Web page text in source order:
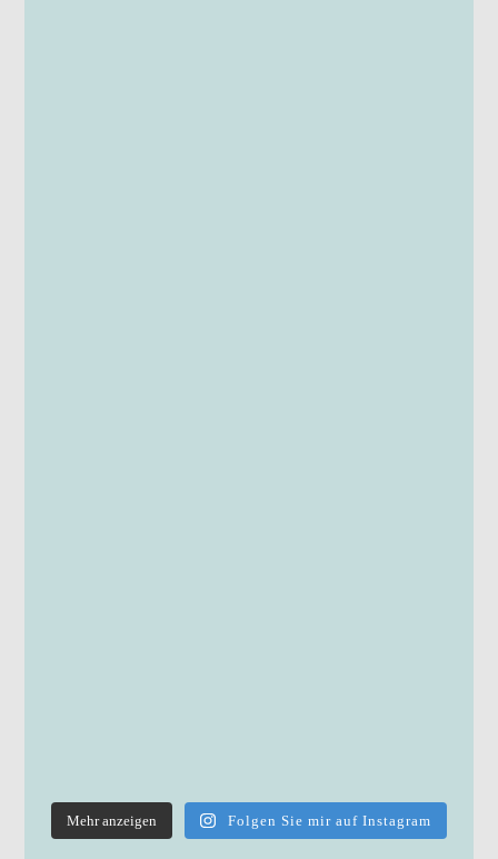
Mehr anzeigen Folgen Sie mir auf Instagram